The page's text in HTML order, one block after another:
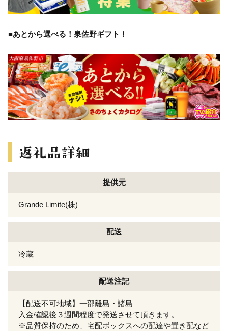
■あとから選べる！泉佐野ギフト！
提供元
Grande Limite(株)
配送
冷蔵
配送注記
【配送不可地域】一部離島・諸島
入金確認後３週間程度で発送させて頂きます。
※品質保持のため、宅配ボックスへの配達や置き配など